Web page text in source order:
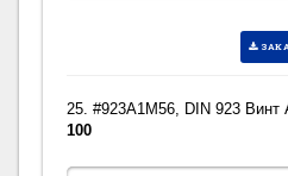
25. #923A1M56, DIN 923 Винт
100